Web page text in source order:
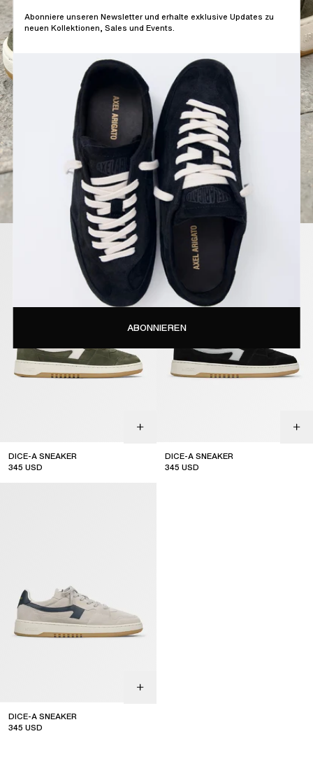
DICE-A SNEAKER
345 USD
DICE-A SNEAKER
345 USD
DICE-A SNEAKER
345 USD
Abonniere unseren Newsletter und erhalte exklusive Updates zu
neuen Kollektionen, Sales und Events.
ABONNIEREN